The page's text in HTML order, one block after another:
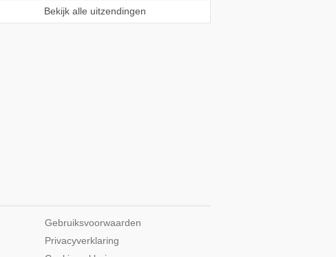
Bekijk alle uitzendingen
Gebruiksvoorwaarden
Privacyverklaring